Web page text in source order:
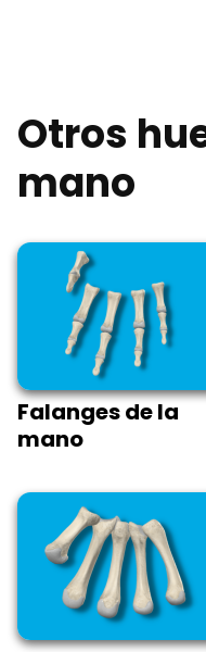
Otros
mano
Falanges de la
mano